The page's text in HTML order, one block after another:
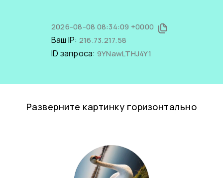
2026-08-08 08:34:09 +0000
Ваш IP: 216.73.217.58
ID запроса: 9YNawLTHJ4Y1
Разверните картинку горизонтально